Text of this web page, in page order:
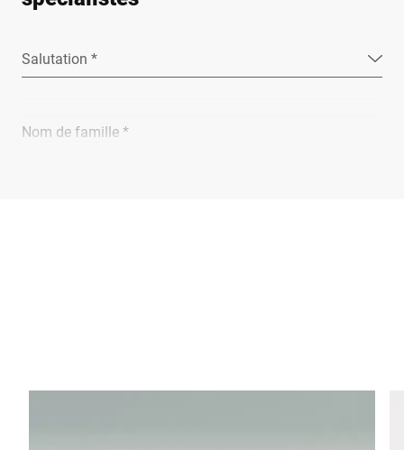
Salutation *
Nom de famille *